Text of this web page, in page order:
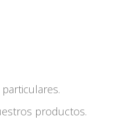
particulares.
productos.